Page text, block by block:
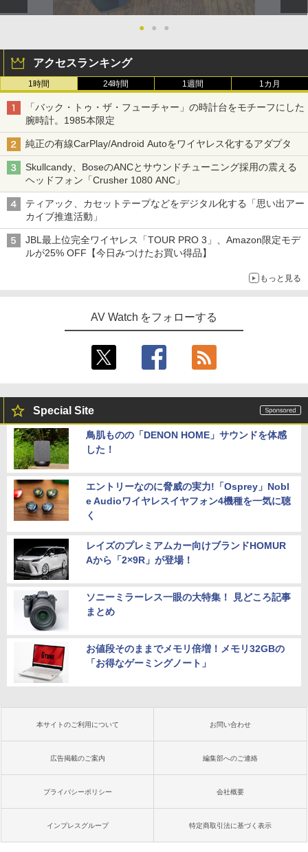
● ● ●
アクセスランキング
1時間 24時間 1週間 1カ月
「バック・トゥ・ザ・フューチャー」の時計台をモチーフにした
腕時計。1985本限定
純正の有線CarPlay/Android Autoをワイヤレス化するアダプタ
Skullcandy、BoseのANCとサウンドチューニング採用の震える
ヘッドフォン「Crusher 1080 ANC」
ティアック、カセットテープなどをデジタル化する「思い出アー
カイブ推進活動」
JBL最上位完全ワイヤレス「TOUR PRO 3」、Amazon限定モデ
ルが25% OFF【今日みつけたお買い得品】
もっと見る
AV Watch をフォローする
Special Site
鳥肌ものの「DENON HOME」サウンドを体感
した！
エントリーなのに脅威の実力!「Osprey」Nobl
e Audioワイヤレスイヤフォン4機種を一気に聴
く
レイズのプレミアムカー向けブランドHOMUR
Aから「2×9R」が登場！
ソニーミラーレス一眼の大特集！ 見どころ記事
まとめ
お値段そのままでメモリ倍増！メモリ32GBの
「お得なゲーミングノート」
本サイトのご利用について お問い合わせ
広告掲載のご案内 編集部へのご連絡
プライバシーポリシー 会社概要
インプレスグループ 特定商取引法に基づく表示